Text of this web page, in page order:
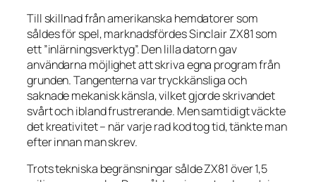
Till skillnad från amerikanska hemdatorer som
såldes för spel, marknadsfördes Sinclair ZX81 som
ett ”inlärningsverktyg”. Den lilla datorn gav
användarna möjlighet att skriva egna program från
grunden. Tangenterna var tryckkänsliga och
saknade mekanisk känsla, vilket gjorde skrivandet
svårt och ibland frustrerande. Men samtidigt väckte
det kreativitet – när varje rad kod tog tid, tänkte man
efter innan man skrev.
Trots tekniska begränsningar sålde ZX81 över 1,5